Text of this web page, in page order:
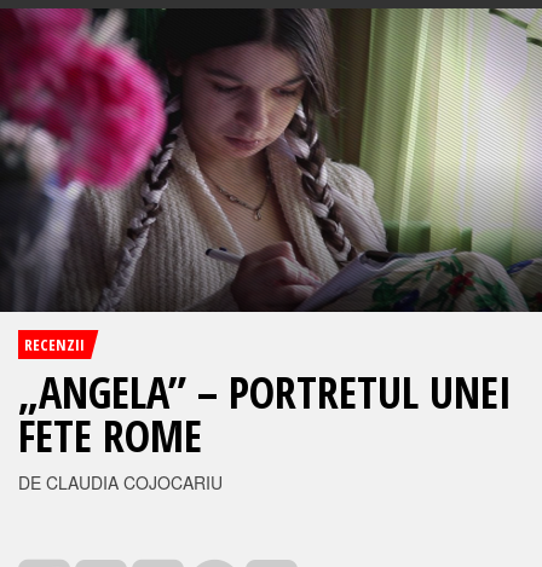
RECENZII
„ANGELA” – PORTRETUL UNEI
FETE ROME
DE CLAUDIA COJOCARIU